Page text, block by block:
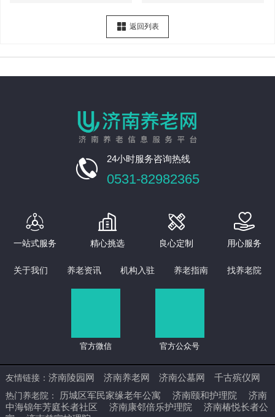
返回列表
 24小时服务咨询热线
0531-82982365

一站式服务

精心挑选

良心定制

用心服务
关于我们 养老资讯 机构入驻 养老指南 找养老院
官方微信 官方公众号
友情链接： 济南陵园网 济南养老网 济南公墓网 千古殡仪网
热门养老院： 历城区军民家缘老年公寓 济南颐和护理院
济南
中海锦年芳庭长者社区
济南康邻倍乐护理院
济南椿悦长者公